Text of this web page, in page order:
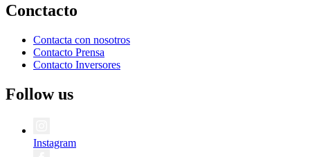
Conctacto
Contacta con nosotros
Contacto Prensa
Contacto Inversores
Follow us
Instagram